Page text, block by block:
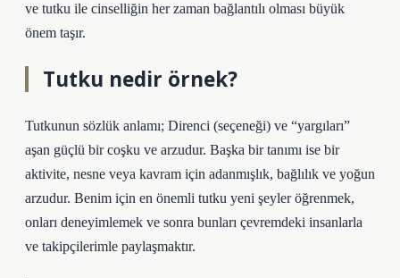
ve tutku ile cinselliğin her zaman bağlantılı olması büyük
önem taşır.
Tutku nedir örnek?
Tutkunun sözlük anlamı; Direnci (seçeneği) ve “yargıları”
aşan güçlü bir coşku ve arzudur. Başka bir tanımı ise bir
aktivite, nesne veya kavram için adanmışlık, bağlılık ve yoğun
arzudur. Benim için en önemli tutku yeni şeyler öğrenmek,
onları deneyimlemek ve sonra bunları çevremdeki insanlarla
ve takipçilerimle paylaşmaktır.